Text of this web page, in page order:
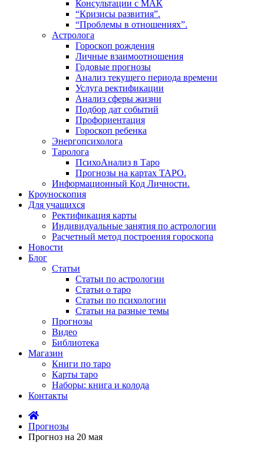
Консультации с МАК
“Кризисы развития”.
“Проблемы в отношениях”.
Астролога
Гороскоп рождения
Личные взаимоотношения
Годовые прогнозы
Анализ текущего периода времени
Услуга ректификации
Анализ сферы жизни
Подбор дат событий
Профориентация
Гороскоп ребенка
Энергопсихолога
Таролога
ПсихоАнализ в Таро
Прогнозы на картах ТАРО.
Информационный Код Личности.
Кроуноскопия
Для учащихся
Ректификация карты
Индивидуальные занятия по астрологии
Расчетный метод построения гороскопа
Новости
Блог
Статьи
Статьи по астрологии
Статьи о таро
Статьи по психологии
Статьи на разные темы
Прогнозы
Видео
Библиотека
Магазин
Книги по таро
Карты таро
Наборы: книга и колода
Контакты
Прогнозы
Прогноз на 20 мая